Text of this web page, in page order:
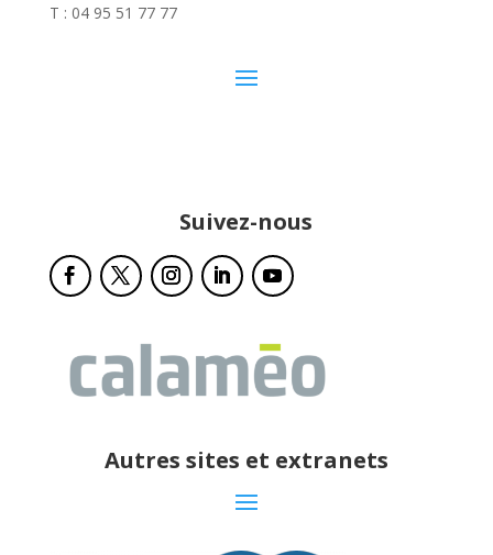
T : 04 95 51 77 77
Suivez-nous
Autres sites et extranets